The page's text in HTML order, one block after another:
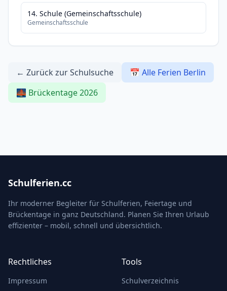
14. Schule (Gemeinschaftsschule)
Gemeinschaftsschule
← Zurück zur Schulsuche
📅 Alle Ferien Berlin
🌉 Brückentage 2026
Schulferien.cc
Ihr moderner Begleiter für Schulferien, Feiertage und
Brückentage in ganz Deutschland. Planen Sie Ihren Urlaub
effizienter – mobil, schnell und übersichtlich.
Rechtliches
Impressum
Tools
Schulverzeichnis